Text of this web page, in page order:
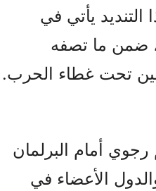
يأتي في
ضمن ما تصفه
تحت غطاء الحرب.
رجوي أمام البرلمان
الأعضاء في